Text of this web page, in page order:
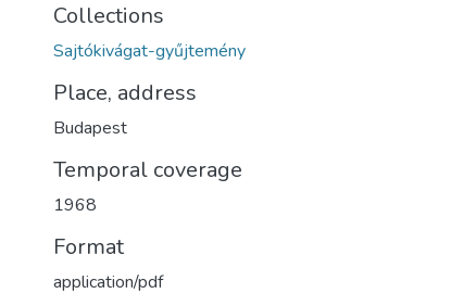
Collections
Sajtókivágat-gyűjtemény
Place, address
Budapest
Temporal coverage
1968
Format
application/pdf